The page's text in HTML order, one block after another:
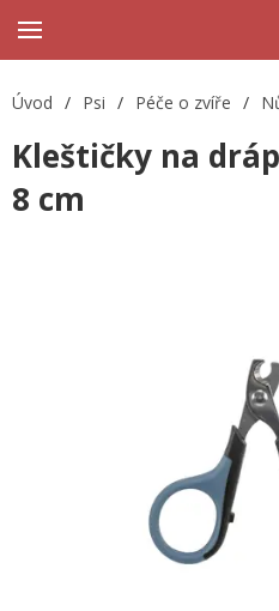
Úvod / Psi / Péče o zvíře /
Kleštičky na
8 cm